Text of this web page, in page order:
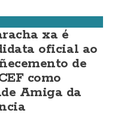
xa é
oficial ao
de
como
Amiga da